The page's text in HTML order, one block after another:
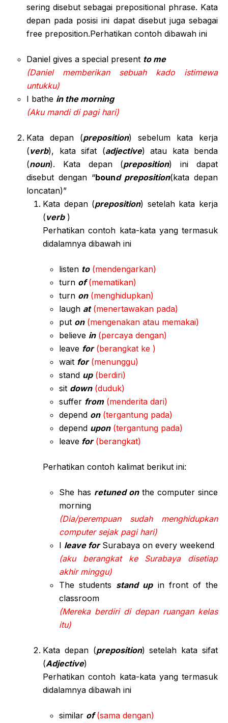
sering disebut sebagai prepositional phrase. Kata
depan pada posisi ini dapat disebut juga sebagai
free preposition.Perhatikan contoh dibawah ini
Daniel gives a special present to me
(Daniel memberikan sebuah kado istimewa
untukku)
I bathe in the morning
(Aku mandi di pagi hari)
Kata depan (preposition) sebelum kata kerja
(verb), kata sifat (adjective) atau kata benda
(noun). Kata depan (preposition) ini dapat
disebut dengan “boundpreposition(kata depan
loncatan)”
Kata depan (preposition) setelah kata kerja
(verb)
Perhatikan contoh kata-kata yang termasuk
didalamnya dibawah ini
listen to (mendengarkan)
turn of (mematikan)
turn on(menghidupkan)
laugh at (menertawakan pada)
put on(mengenakan atau memakai)
believe in(percaya dengan)
leave for (berangkat ke )
wait for (menunggu)
stand up (berdiri)
sit down(duduk)
suffer from (menderita dari)
depend on (tergantung pada)
depend upon(tergantung pada)
leave for (berangkat)
Perhatikan contoh kalimat berikut ini:
She has retuned onthe computer since
morning
(Dia/perempuan sudah menghidupkan
computer sejak pagi hari)
I leave forSurabaya on every weekend
(aku berangkat ke Surabaya disetiap
akhir minggu)
The students stand upin front of the
classroom
(Mereka berdiri di depan ruangan kelas
itu)
Kata depan (preposition) setelah kata sifat
(Adjective)
Perhatikan contoh kata-kata yang termasuk
didalamnya dibawah ini
similar of (sama dengan)